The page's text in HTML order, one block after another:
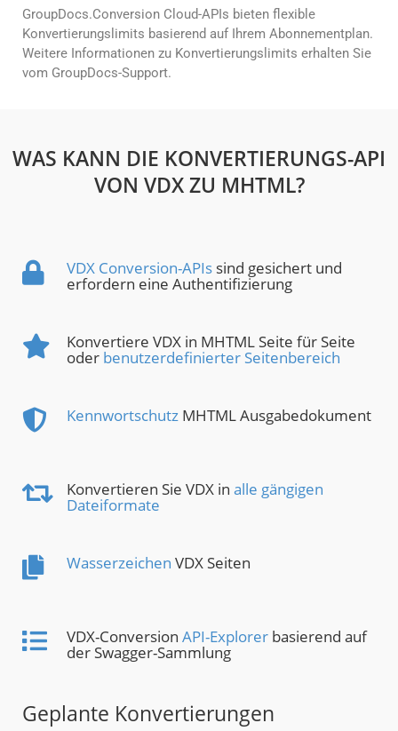
GroupDocs.Conversion Cloud-APIs bieten flexible
Konvertierungslimits basierend auf Ihrem Abonnementplan.
Weitere Informationen zu Konvertierungslimits erhalten Sie
vom GroupDocs-Support.
WAS KANN DIE KONVERTIERUNGS-API
VON VDX ZU MHTML?
VDX Conversion-APIs sind gesichert und
erfordern eine Authentifizierung
Konvertiere VDX in MHTML Seite für Seite
oder benutzerdefinierter Seitenbereich
Kennwortschutz MHTML Ausgabedokument
Konvertieren Sie VDX in alle gängigen
Dateiformate
Wasserzeichen VDX Seiten
VDX-Conversion API-Explorer basierend auf
der Swagger-Sammlung
Geplante Konvertierungen